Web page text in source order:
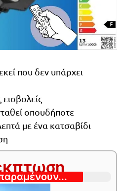
που δεν υπάρχει
οπουδήποτε
με ένα κατσαβίδι